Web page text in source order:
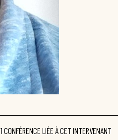
1 CONFÉRENCE LIÉE À CET INTERVENANT